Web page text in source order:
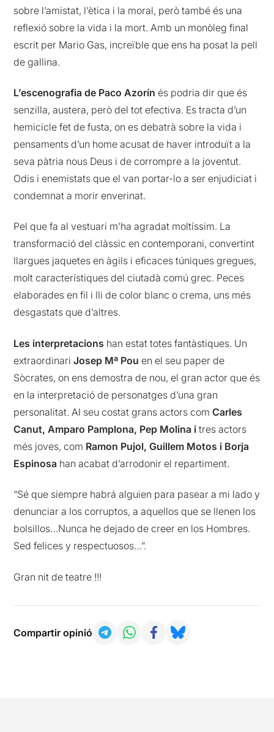
sobre l’amistat, l’ètica i la moral, però també és una
reflexió sobre la vida i la mort. Amb un monòleg final
escrit per Mario Gas, increïble que ens ha posat la pell
de gallina.
L’escenografia de Paco Azorín és podria dir que és
senzilla, austera, però del tot efectiva. Es tracta d’un
hemicicle fet de fusta, on es debatrà sobre la vida i
pensaments d’un home acusat de haver introduït a la
seva pàtria nous Deus i de corrompre a la joventut.
Odis i enemistats que el van portar-lo a ser enjudiciat i
condemnat a morir enverinat.
Pel que fa al vestuari m’ha agradat moltíssim. La
transformació del clàssic en contemporani, convertint
llargues jaquetes en àgils i eficaces túniques gregues,
molt característiques del ciutadà comú grec. Peces
elaborades en fil i lli de color blanc o crema, uns més
desgastats que d’altres.
Les interpretacions han estat totes fantàstiques. Un
extraordinariJosep Mª Pou en el seu paper de
Sòcrates, on ens demostra de nou, el gran actor que és
en la interpretació de personatges d’una gran
personalitat. Al seu costat grans actors comCarles
Canut, Amparo Pamplona, Pep Molina itres actors
més joves, com Ramon Pujol, Guillem Motos i Borja
Espinosa han acabat d’arrodonir el repartiment.
“Sé que siempre habrá alguien para pasear a mi lado y
denunciar a los corruptos, a aquellos que se llenen los
bolsillos…Nunca he dejado de creer en los Hombres.
Sed felices y respectuosos…”.
Gran nit de teatre !!!
Compartir opinió